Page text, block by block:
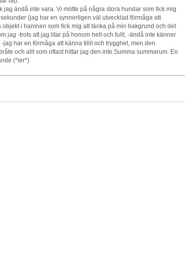
jag ändå inte vara. Vi mötte på några stora hundar som fick mig
(jag har en synnerligen väl utvecklad förmåga att
i hamnen som fick mig att tänka på min bakgrund och det
jag -trots att jag litar på honom helt och fullt, -ändå inte känner
jag har en förmåga att känna tillit och trygghet, men den
och allt som oftast hittar jag den inte.Summa summarum: En
(*ler*)